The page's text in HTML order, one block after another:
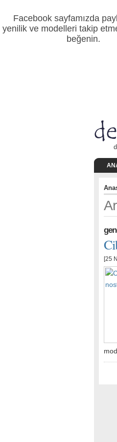
Facebook sayfamızda
yenilik ve modelleri takip
beğenin.
[25